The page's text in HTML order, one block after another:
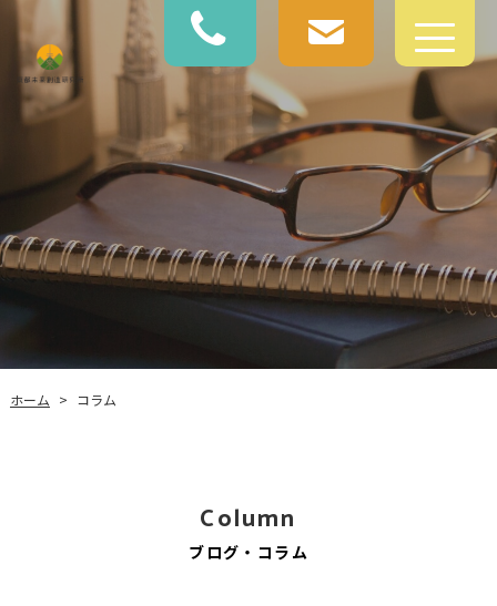
ホーム > コラム
Column
ブログ・コラム